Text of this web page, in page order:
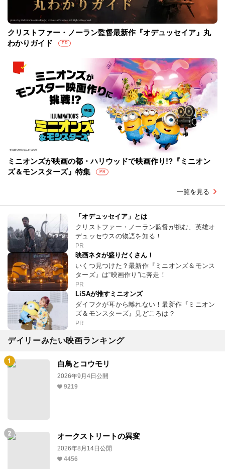
クリストファー・ノーラン監督最新作『オデュッセイア』丸
わかりガイド
PR
ミニオンズが映画の都・ハリウッドで映画作り!?『ミニオン
ズ＆モンスターズ』特集
PR
一覧を見る
「オデュッセイア」とは
クリストファー・ノーラン監督が挑む、英雄オ
デュッセウスの物語を知る！
PR
映画ネタが盛りだくさん！
いくつ見つけた？最新作『ミニオンズ＆モンス
ターズ』は“映画作り”に奔走！
PR
LiSAが推すミニオンズ
ダイフクが耳から離れない！最新作『ミニオン
ズ＆モンスターズ』見どころは？
PR
デイリーみたい映画ランキング
白鳥とコウモリ
2026年9月4日公開
9219
オークストリートの異変
2026年8月14日公開
4456